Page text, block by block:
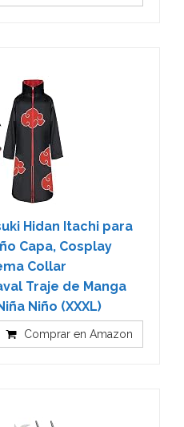
Hidan Itachi para
Capa, Cosplay
Collar
Traje de Manga
Niño (XXXL)
Comprar en Amazon